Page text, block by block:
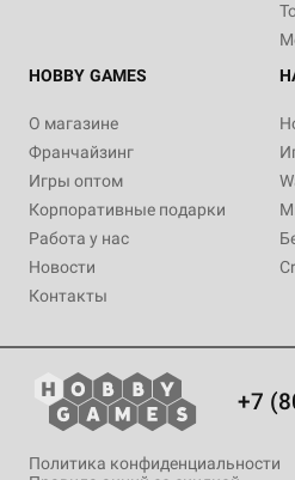
HOBBY GAMES
О магазине
Франчайзинг
Игры оптом
Корпоративные подарки
Работа у нас
Новости
Контакты
+7
Политика конфиденциальности